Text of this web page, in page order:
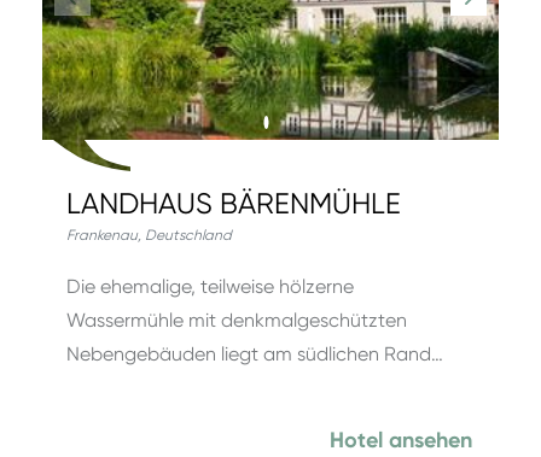
LANDHAUS BÄRENMÜHLE
Frankenau, Deutschland
Die ehemalige, teilweise hölzerne
Wassermühle mit denkmalgeschützten
Nebengebäuden liegt am südlichen Rand…
Hotel ansehen